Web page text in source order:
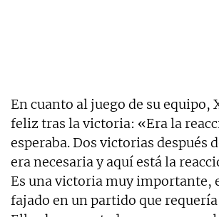
En cuanto al juego de su equipo,
feliz tras la victoria: «Era la
esperaba. Dos victorias después
era necesaria y aquí está la
Es una victoria muy importante,
fajado en un partido que